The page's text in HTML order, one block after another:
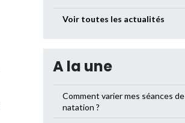
Voir toutes les actualités
A la une
Comment varier mes séances de
natation ?